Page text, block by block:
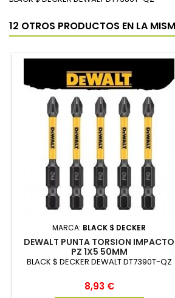
12 OTROS PRODUCTOS EN LA
MARCA: BLACK $ DECKER
DEWALT PUNTA TORSION IMPACTO
PZ 1X5 50MM
BLACK $ DECKER DEWALT DT7390T-QZ
Precio
8,93 €